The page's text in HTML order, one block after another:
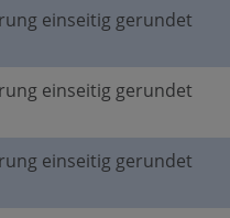
einseitig gerundet
einseitig gerundet
einseitig gerundet